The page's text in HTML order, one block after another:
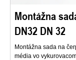
Montážna
DN32 DN 32
Montážna sada na
média vo